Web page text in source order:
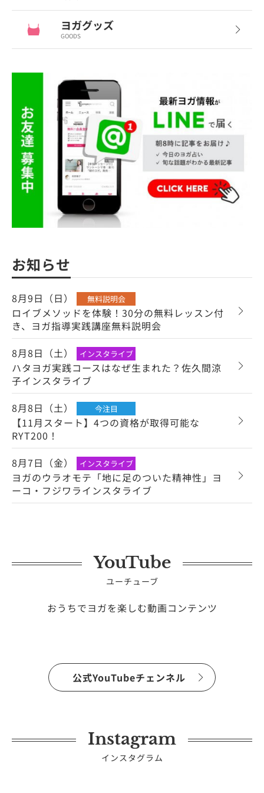
ヨガグッズ
GOODS
お知らせ
8月9日（日） 無料説明会
ロイブメソッドを体験！30分の無料レッスン付
き、ヨガ指導実践講座無料説明会
8月8日（土）
インスタライブ
ハタヨガ実践コースはなぜ生まれた？佐久間涼
子インスタライブ
8月8日（土）
今注目
【11月スタート】4つの資格が取得可能な
RYT200！
8月7日（金）
インスタライブ
ヨガのウラオモテ「地に足のついた精神性」ヨ
ーコ・フジワラインスタライブ
YouTube
ユーチューブ
おうちでヨガを楽しむ動画コンテンツ
公式YouTubeチェンネル
Instagram
インスタグラム